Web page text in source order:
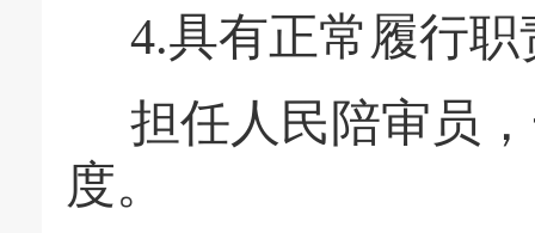
4.具有正常履行
担任人民陪审员
度。